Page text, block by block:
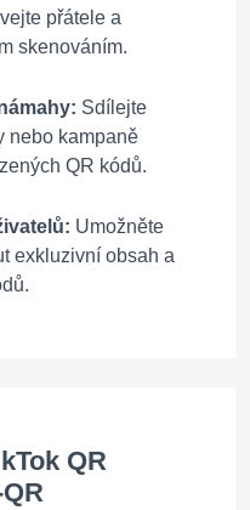
přátele a
skenováním.
Sdílejte
nebo kampaně
QR kódů.
Umožněte
exkluzivní obsah a
QR